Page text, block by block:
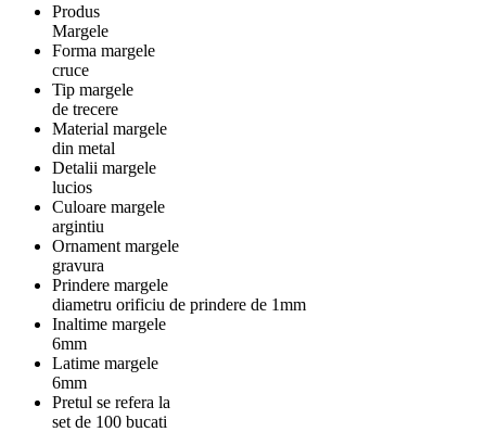
Produs
Margele
Forma margele
cruce
Tip margele
de trecere
Material margele
din metal
Detalii margele
lucios
Culoare margele
argintiu
Ornament margele
gravura
Prindere margele
diametru orificiu de prindere de 1mm
Inaltime margele
6mm
Latime margele
6mm
Pretul se refera la
set de 100 bucati